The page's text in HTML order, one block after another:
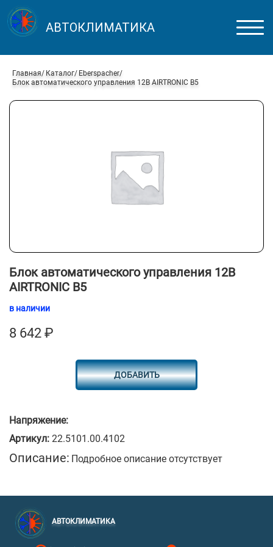
АВТОКЛИМАТИКА
Главная Каталог
Eberspacher
Блок автоматического управления 12В AIRTRONIC B5
Блок автоматического управления 12В
AIRTRONIC B5
в наличии
8 642 ₽
ДОБАВИТЬ
Напряжение:
Артикул: 22.5101.00.4102
Описание: Подробное описание отсутствует
АВТОКЛИМАТИКА